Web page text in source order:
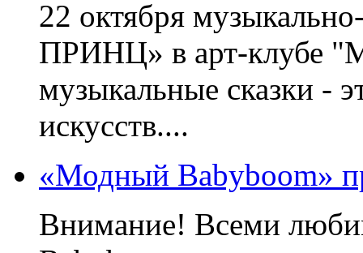
22 октября
ПРИНЦ» в арт-клубе
музыкальные сказки -
искусств....
«Модный Babyboom»
Внимание! Всеми